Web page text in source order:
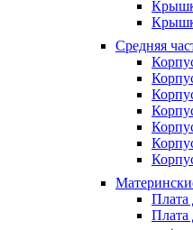
Средняя
Плата
Плата